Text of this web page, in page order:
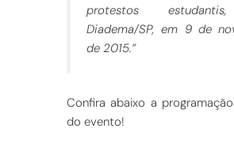
protestos
Diadema/SP, em 9 de
de 2015.”
Confira abaixo a
do evento!